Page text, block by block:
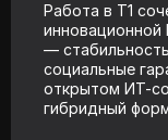
Работа в Т1
инновационной
—
социальные
открытом ИТ-
гибридный